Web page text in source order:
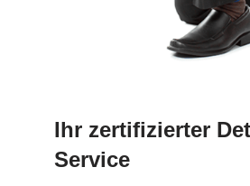
Ihr zertifizierter
Service